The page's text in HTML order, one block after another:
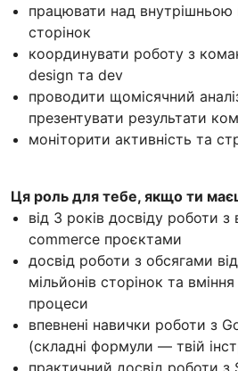
працювати над внутрішньою
сторінок
координувати роботу з
design та dev
проводити щомісячний
презентувати результати
моніторити активність та
Ця роль для тебе, якщо ти
від 3 років досвіду роботи
commerce проєктами
досвід роботи з обсягами
мільйонів сторінок та
процеси
впевнені навички роботи з
(складні формули — твій
практичний досвід роботи з